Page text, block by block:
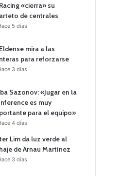
«cierra» su
de centrales
5 días
mira a las
para reforzarse
3 días
Sazonov: «Jugar en la
es muy
para el equipo»
4 días
Lim da luz verde al
de Arnau Martínez
3 días